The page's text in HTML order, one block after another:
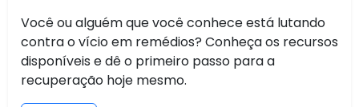
Você ou alguém que você conhece está lutando
contra o vício em remédios? Conheça os recursos
disponíveis e dê o primeiro passo para a
recuperação hoje mesmo.